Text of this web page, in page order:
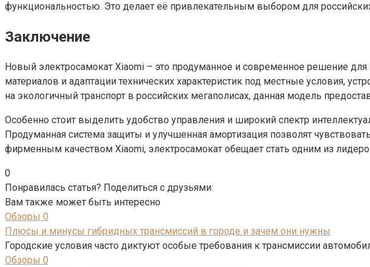
функциональностью. Это делает её привлекательным выбором для
Заключение
Новый электросамокат Xiaomi – это продуманное и современное решение
материалов и адаптации технических характеристик под местные условия,
на экологичный транспорт в российских мегаполисах, данная модель
Особенно стоит выделить удобство управления и широкий спектр
Продуманная система защиты и улучшенная амортизация позволят
фирменным качеством Xiaomi, электросамокат обещает стать одним из
0
Понравилась статья? Поделиться с друзьями:
Вам также может быть интересно
Обзоры 0
Плюсы и минусы гибридных трансмиссий в городе и зачем они нужны
Городские условия часто диктуют особые требования к трансмиссии
Обзоры 0